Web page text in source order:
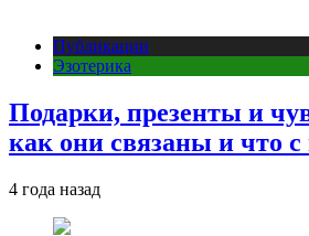
Публикации
Эзотерика
Подарки, презенты и
как они связаны и что с
4 года назад